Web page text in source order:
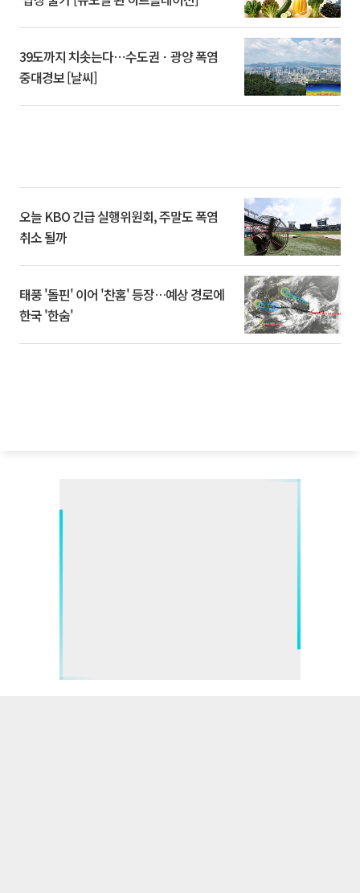
39도까지 치솟는다⋯수도권ㆍ광양 폭염
중대경보 [날씨]
오늘 KBO 긴급 실행위원회, 주말도 폭염
취소 될까
태풍 '돌핀' 이어 '찬홈' 등장…예상 경로에
한국 '한숨'